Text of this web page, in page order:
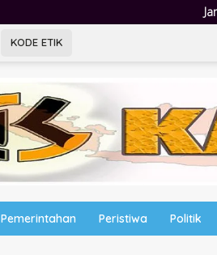
Jambore Kader PKK
KODE ETIK
Pemerintahan Peristiwa Politik